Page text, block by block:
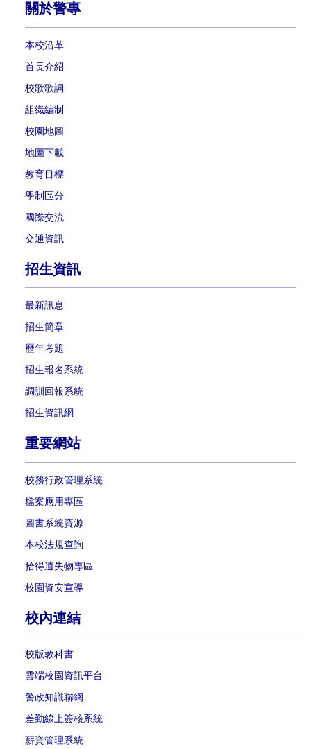
關於警專
本校沿革
首長介紹
校歌歌詞
組織編制
校園地圖
地圖下載
教育目標
學制區分
國際交流
交通資訊
招生資訊
最新訊息
招生簡章
歷年考題
招生報名系統
調訓回報系統
招生資訊網
重要網站
校務行政管理系統
檔案應用專區
圖書系統資源
本校法規查詢
拾得遺失物專區
校園資安宣導
校內連結
校版教科書
雲端校園資訊平台
警政知識聯網
差勤線上簽核系統
薪資管理系統